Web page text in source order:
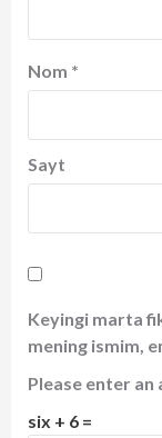
Nom *
Sayt
Keyingi marta
mening ismim,
Please enter an
six + 6 =